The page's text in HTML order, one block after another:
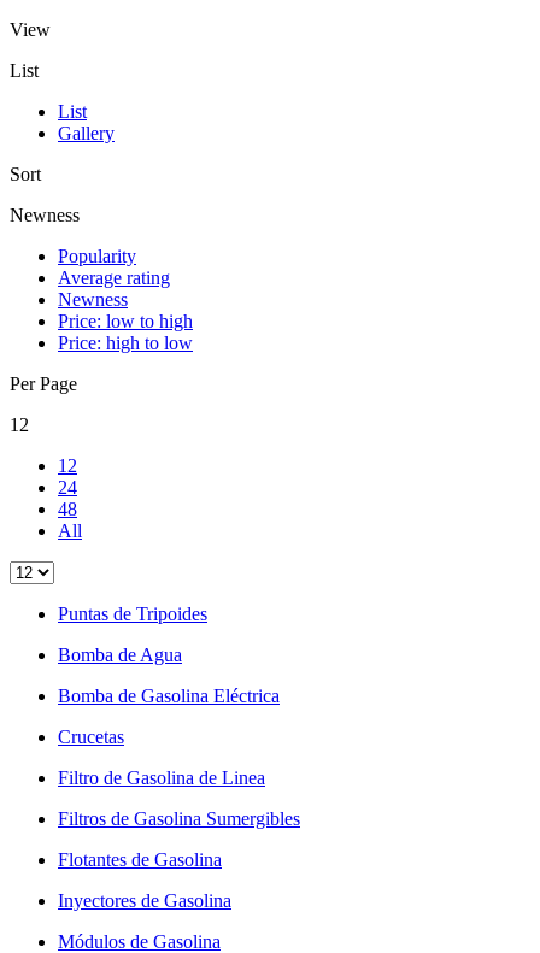
View
List
List
Gallery
Sort
Newness
Popularity
Average rating
Newness
Price: low to high
Price: high to low
Per Page
12
12
24
48
All
Puntas de Tripoides
Bomba de Agua
Bomba de Gasolina Eléctrica
Crucetas
Filtro de Gasolina de Linea
Filtros de Gasolina Sumergibles
Flotantes de Gasolina
Inyectores de Gasolina
Módulos de Gasolina